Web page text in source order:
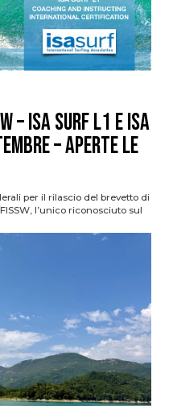
– ISA SURF L1 e ISA
– APERTE LE
per il rilascio del brevetto di
l’unico riconosciuto sul